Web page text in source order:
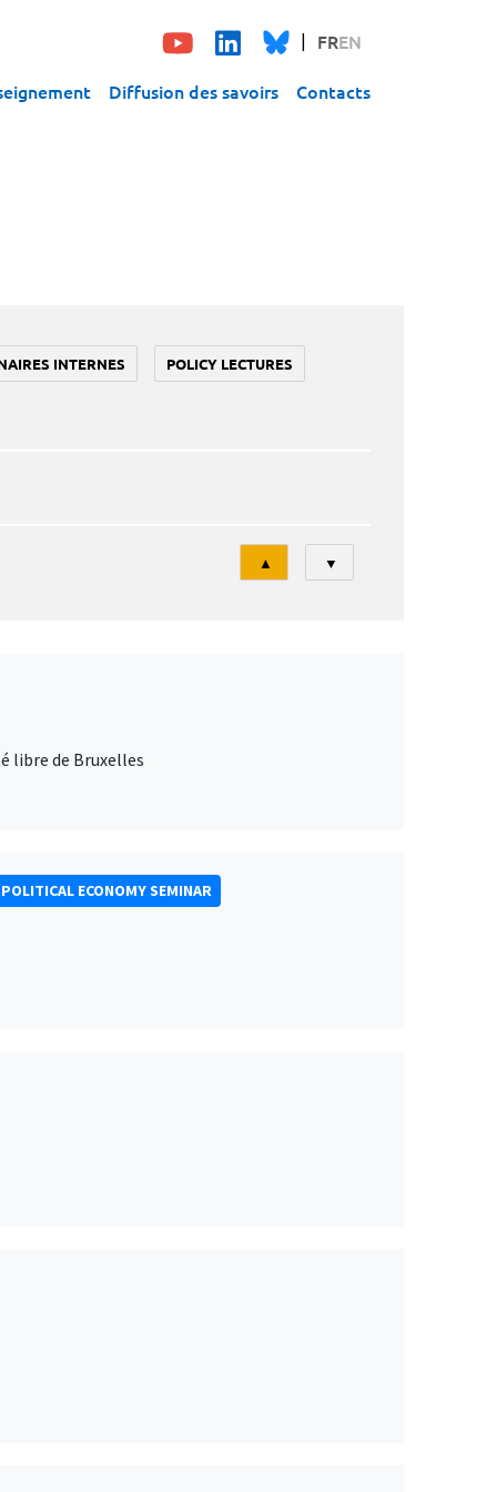
FREN
Diffusion des savoirs Contacts
INTERNES POLICY LECTURES
Tri
▲ ▼
libre de Bruxelles
ECONOMY SEMINAR